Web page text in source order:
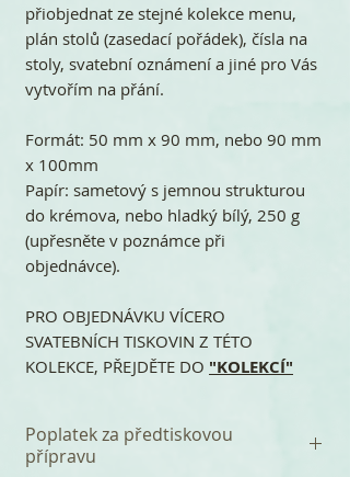
přiobjednat ze stejné kolekce menu,
plán stolů (zasedací pořádek), čísla na
stoly, svatební oznámení a jiné pro Vás
vytvořím na přání.
Formát: 50 mm x 90 mm, nebo 90 mm
x 100mm
Papír: sametový s jemnou strukturou
do krémova, nebo hladký bílý, 250 g
(upřesněte v poznámce při
objednávce).
PRO OBJEDNÁVKU VÍCERO
SVATEBNÍCH TISKOVIN Z TÉTO
KOLEKCE, PŘEJDĚTE DO "KOLEKCÍ"
Poplatek za předtiskovou
přípravu